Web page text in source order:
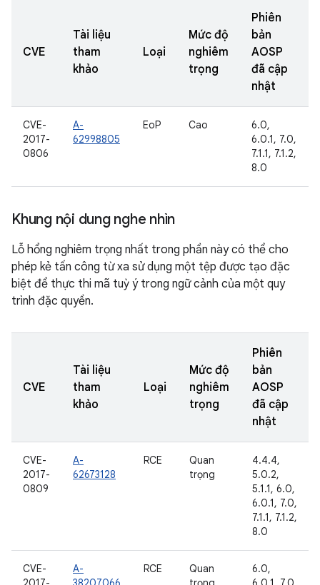
CVE
Tài liệu
tham
khảo
Loại
Mức độ
nghiêm
trọng
Phiên
bản
AOSP
đã cập
nhật
CVE-
2017-
0806
A-
62998805
EoP Cao
6.0,
6.0.1, 7.0,
7.1.1, 7.1.2,
8.0
Khung nội dung nghe nhìn
Lỗ hổng nghiêm trọng nhất trong phần này có thể cho
phép kẻ tấn công từ xa sử dụng một tệp được tạo đặc
biệt để thực thi mã tuỳ ý trong ngữ cảnh của một quy
trình đặc quyền.
CVE
Tài liệu
tham
khảo
Loại
Mức độ
nghiêm
trọng
Phiên
bản
AOSP
đã cập
nhật
CVE-
2017-
0809
A-
62673128
RCE
Quan
trọng
4.4.4,
5.0.2,
5.1.1, 6.0,
6.0.1, 7.0,
7.1.1, 7.1.2,
8.0
CVE-
A-
RCE
Quan
6.0,